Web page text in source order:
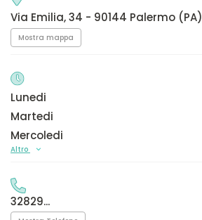
Via Emilia, 34 - 90144 Palermo (PA)
Mostra mappa
Lunedi
Martedi
Mercoledi
Altro
32829...